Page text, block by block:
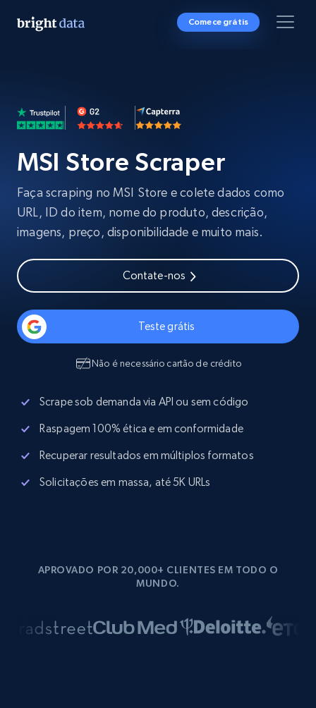
Comece grátis
MSI Store Scraper
Faça scraping no MSI Store e colete dados como
URL, ID do item, nome do produto, descrição,
imagens, preço, disponibilidade e muito mais.
Contate-nos
Teste grátis
Não é necessário cartão de crédito
Scrape sob demanda via API ou sem código
Raspagem 100% ética e em conformidade
Recuperar resultados em múltiplos formatos
Solicitações em massa, até 5K URLs
APROVADO POR 20,000+ CLIENTES EM TODO O
MUNDO.